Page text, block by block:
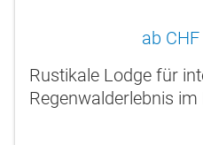
ab
Rustikale Lodge für
Regenwalderlebnis